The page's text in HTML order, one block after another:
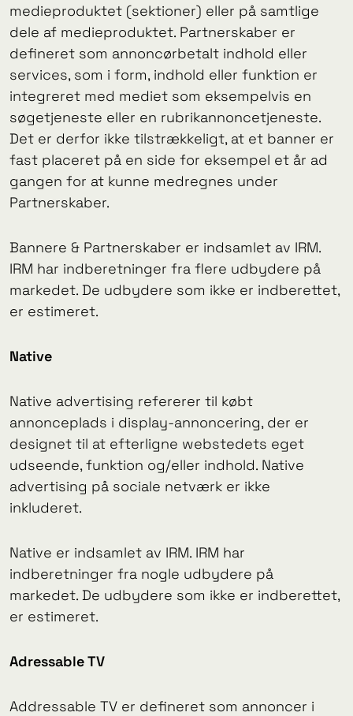
medieproduktet (sektioner) eller på samtlige
dele af medieproduktet. Partnerskaber er
defineret som annoncørbetalt indhold eller
services, som i form, indhold eller funktion er
integreret med mediet som eksempelvis en
søgetjeneste eller en rubrikannoncetjeneste.
Det er derfor ikke tilstrækkeligt, at et banner er
fast placeret på en side for eksempel et år ad
gangen for at kunne medregnes under
Partnerskaber.
Bannere & Partnerskaber er indsamlet av IRM.
IRM har indberetninger fra flere udbydere på
markedet. De udbydere som ikke er indberettet,
er estimeret.
Native
Native advertising refererer til købt
annonceplads i display-annoncering, der er
designet til at efterligne webstedets eget
udseende, funktion og/eller indhold. Native
advertising på sociale netværk er ikke
inkluderet.
Native er indsamlet av IRM. IRM har
indberetninger fra nogle udbydere på
markedet. De udbydere som ikke er indberettet,
er estimeret.
Adressable TV
Addressable TV er defineret som annoncer i